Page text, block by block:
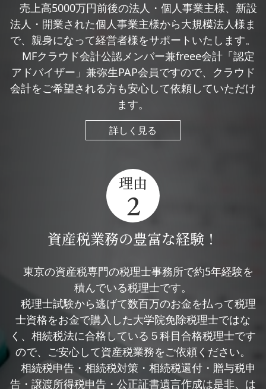
売上高5000万円前後の法人・個人事業主様、新設
法人・開業された個人事業主様から大規模法人様ま
で、親身になって経営者様をサポートいたします。
MFクラウド会計公認メンバー兼freee会計「認定
アドバイザー」兼弥生PAP会員ですので、クラウド
会計をご希望される方も安心して依頼していただけ
ます。
詳しく見る
理由
2
資産税業務の豊富な経験！
東京の資産税専門の税理士事務所で約5年経験を
積んでいる税理士です。
税理士試験から逃げて数百万のお金を払って税理
士資格をお金で購入した大学院免除税理士ではな
く、相続税法に合格している５科目合格税理士です
ので、ご安心して資産税業務をご依頼ください。
相続税申告・相続税対策・相続税還付・贈与税申
告・譲渡所得税申告・公正証書遺言作成は是非、は